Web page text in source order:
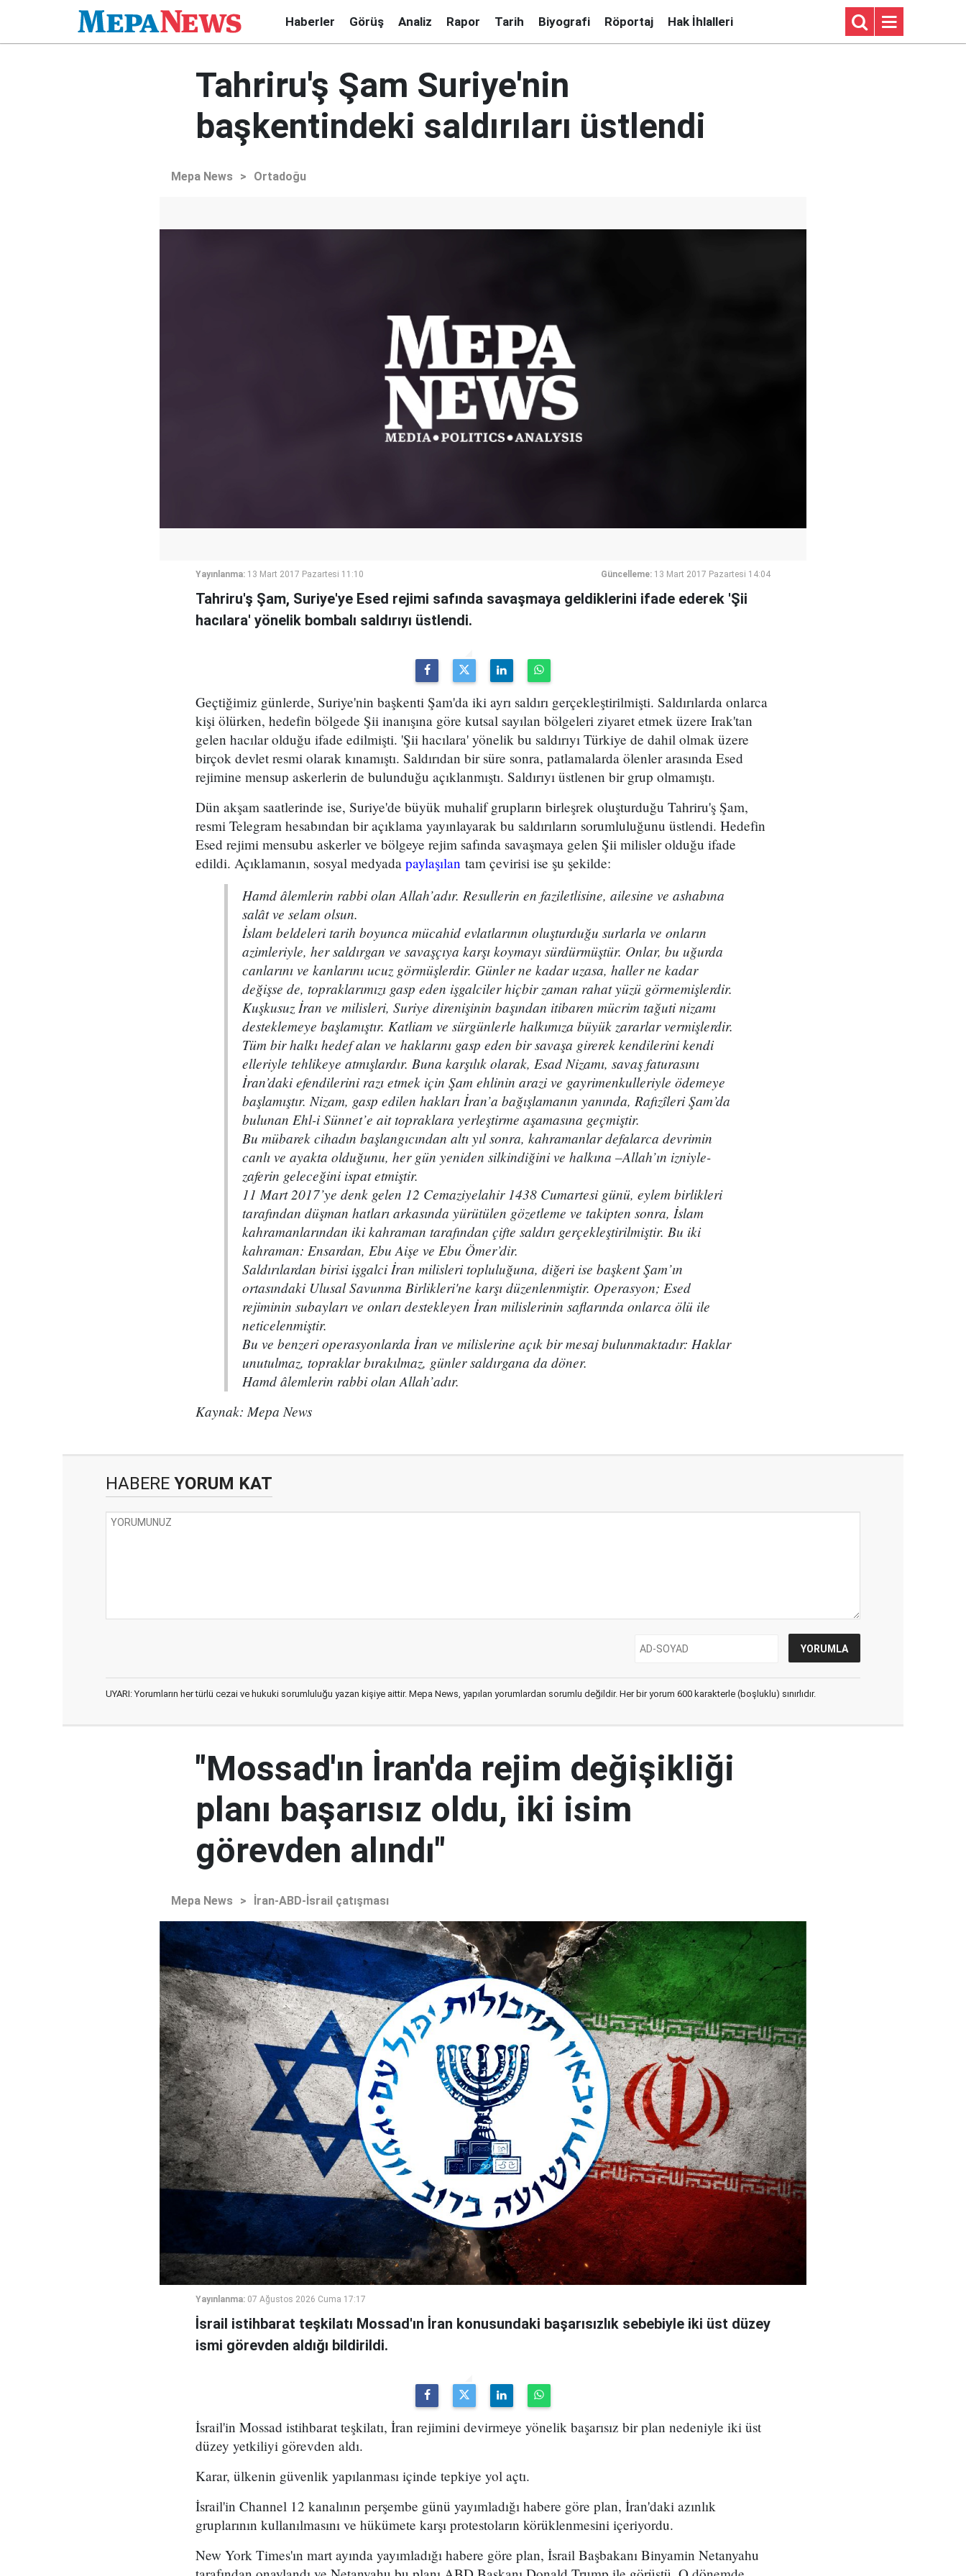
Haberler Görüş Analiz Rapor Tarih Biyografi Röportaj Hak İhlalleri
Tahriru'ş Şam Suriye'nin
başkentindeki saldırıları üstlendi
Mepa News > Ortadoğu
Yayınlanma: 13 Mart 2017 Pazartesi 11:10 Güncelleme: 13 Mart 2017 Pazartesi 14:04
Tahriru'ş Şam, Suriye'ye Esed rejimi safında savaşmaya geldiklerini ifade ederek 'Şii
hacılara' yönelik bombalı saldırıyı üstlendi.
Geçtiğimiz günlerde, Suriye'nin başkenti Şam'da iki ayrı saldırı gerçekleştirilmişti. Saldırılarda onlarca
kişi ölürken, hedefin bölgede Şii inanışına göre kutsal sayılan bölgeleri ziyaret etmek üzere Irak'tan
gelen hacılar olduğu ifade edilmişti. 'Şii hacılara' yönelik bu saldırıyı Türkiye de dahil olmak üzere
birçok devlet resmi olarak kınamıştı. Saldırıdan bir süre sonra, patlamalarda ölenler arasında Esed
rejimine mensup askerlerin de bulunduğu açıklanmıştı. Saldırıyı üstlenen bir grup olmamıştı.
Dün akşam saatlerinde ise, Suriye'de büyük muhalif grupların birleşrek oluşturduğu Tahriru'ş Şam,
resmi Telegram hesabından bir açıklama yayınlayarak bu saldırıların sorumluluğunu üstlendi. Hedefin
Esed rejimi mensubu askerler ve bölgeye rejim safında savaşmaya gelen Şii milisler olduğu ifade
edildi. Açıklamanın, sosyal medyada paylaşılan tam çevirisi ise şu şekilde:
Hamd âlemlerin rabbi olan Allah’adır. Resullerin en faziletlisine, ailesine ve ashabına
salât ve selam olsun.
İslam beldeleri tarih boyunca mücahid evlatlarının oluşturduğu surlarla ve onların
azimleriyle, her saldırgan ve savaşçıya karşı koymayı sürdürmüştür. Onlar, bu uğurda
canlarını ve kanlarını ucuz görmüşlerdir. Günler ne kadar uzasa, haller ne kadar
değişse de, topraklarımızı gasp eden işgalciler hiçbir zaman rahat yüzü görmemişlerdir.
Kuşkusuz İran ve milisleri, Suriye direnişinin başından itibaren mücrim tağuti nizamı
desteklemeye başlamıştır. Katliam ve sürgünlerle halkımıza büyük zararlar vermişlerdir.
Tüm bir halkı hedef alan ve haklarını gasp eden bir savaşa girerek kendilerini kendi
elleriyle tehlikeye atmışlardır. Buna karşılık olarak, Esad Nizamı, savaş faturasını
İran’daki efendilerini razı etmek için Şam ehlinin arazi ve gayrimenkulleriyle ödemeye
başlamıştır. Nizam, gasp edilen hakları İran’a bağışlamanın yanında, Rafızîleri Şam’da
bulunan Ehl-i Sünnet’e ait topraklara yerleştirme aşamasına geçmiştir.
Bu mübarek cihadın başlangıcından altı yıl sonra, kahramanlar defalarca devrimin
canlı ve ayakta olduğunu, her gün yeniden silkindiğini ve halkına –Allah’ın izniyle-
zaferin geleceğini ispat etmiştir.
11 Mart 2017’ye denk gelen 12 Cemaziyelahir 1438 Cumartesi günü, eylem birlikleri
tarafından düşman hatları arkasında yürütülen gözetleme ve takipten sonra, İslam
kahramanlarından iki kahraman tarafından çifte saldırı gerçekleştirilmiştir. Bu iki
kahraman: Ensardan, Ebu Aişe ve Ebu Ömer’dir.
Saldırılardan birisi işgalci İran milisleri topluluğuna, diğeri ise başkent Şam’ın
ortasındaki Ulusal Savunma Birlikleri'ne karşı düzenlenmiştir. Operasyon; Esed
rejiminin subayları ve onları destekleyen İran milislerinin saflarında onlarca ölü ile
neticelenmiştir.
Bu ve benzeri operasyonlarda İran ve milislerine açık bir mesaj bulunmaktadır: Haklar
unutulmaz, topraklar bırakılmaz, günler saldırgana da döner.
Hamd âlemlerin rabbi olan Allah’adır.
Kaynak: Mepa News
HABERE YORUM KAT
UYARI: Yorumların her türlü cezai ve hukuki sorumluluğu yazan kişiye aittir. Mepa News, yapılan yorumlardan sorumlu değildir. Her bir yorum 600 karakterle (boşluklu) sınırlıdır.
"Mossad'ın İran'da rejim değişikliği
planı başarısız oldu, iki isim
görevden alındı"
Mepa News > İran-ABD-İsrail çatışması
Yayınlanma: 07 Ağustos 2026 Cuma 17:17
İsrail istihbarat teşkilatı Mossad'ın İran konusundaki başarısızlık sebebiyle iki üst düzey
ismi görevden aldığı bildirildi.
İsrail'in Mossad istihbarat teşkilatı, İran rejimini devirmeye yönelik başarısız bir plan nedeniyle iki üst
düzey yetkiliyi görevden aldı.
Karar, ülkenin güvenlik yapılanması içinde tepkiye yol açtı.
İsrail'in Channel 12 kanalının perşembe günü yayımladığı habere göre plan, İran'daki azınlık
gruplarının kullanılmasını ve hükümete karşı protestoların körüklenmesini içeriyordu.
New York Times'ın mart ayında yayımladığı habere göre plan, İsrail Başbakanı Binyamin Netanyahu